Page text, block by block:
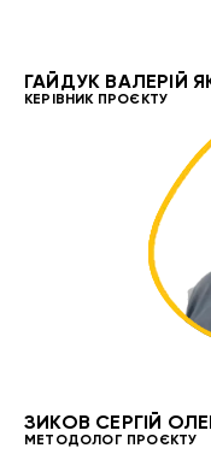
ГАЙДУК ВАЛЕРІЙ
КЕРІВНИК ПРОЄКТУ
ЗИКОВ СЕРГІЙ
МЕТОДОЛОГ ПРОЄКТУ